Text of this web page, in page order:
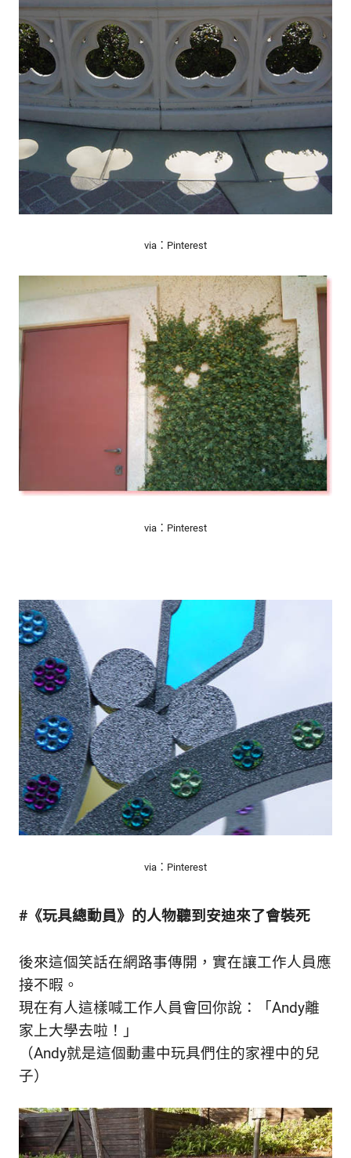
via：Pinterest
via：Pinterest
via：Pinterest
#《玩具總動員》的人物聽到安迪來了會裝死
後來這個笑話在網路事傳開，實在讓工作人員應
接不暇。
現在有人這樣喊工作人員會回你說：「Andy離
家上大學去啦！」
（Andy就是這個動畫中玩具們住的家裡中的兒
子）